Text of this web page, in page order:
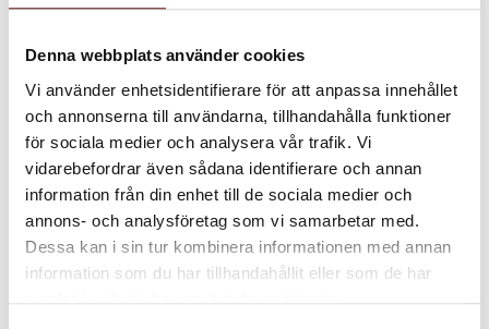
Denna webbplats använder cookies
Vi använder enhetsidentifierare för att anpassa innehållet
och annonserna till användarna, tillhandahålla funktioner
för sociala medier och analysera vår trafik. Vi
vidarebefordrar även sådana identifierare och annan
information från din enhet till de sociala medier och
annons- och analysföretag som vi samarbetar med.
Dessa kan i sin tur kombinera informationen med annan
information som du har tillhandahållit eller som de har
Örtte, torkad röd malvablom.
70KR
Lägg till i favoriter INFO
Örtte med smak av jordgubbe
80KR
Lägg till i favoriter